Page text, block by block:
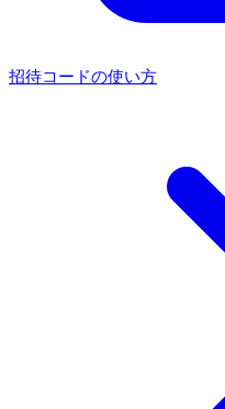
招待コードの使い方